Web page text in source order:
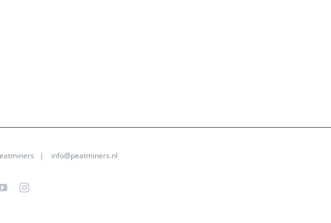
| info@peatminers.nl
YouTubeInstagram